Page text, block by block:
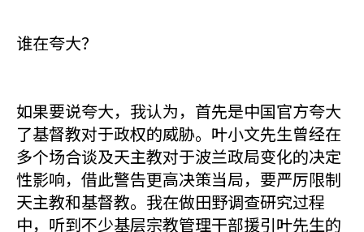
谁在夸大？
如果要说夸大，我认为，首先是中国官方夸大
了基督教对于政权的威胁。叶小文先生曾经在
多个场合谈及天主教对于波兰政局变化的决定
性影响，借此警告更高决策当局，要严厉限制
天主教和基督教。我在做田野调查研究过程
中，听到不少基层宗教管理干部援引叶先生的